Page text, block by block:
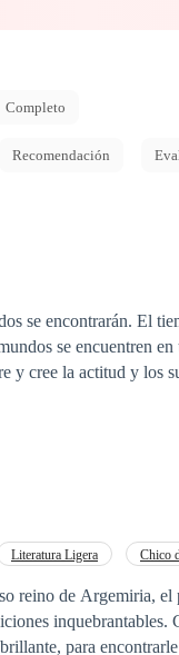
Completo
Recomendación
se encontrarán. El
se encuentren
y cree la actitud y los
a lo que creen,
en el mundo de otro
se repudian.
Literatura Ligera Chico
reino de Argemiria,
inquebrantables.
para